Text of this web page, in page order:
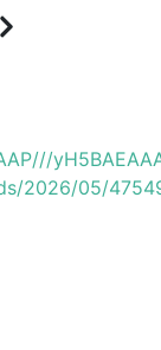
2026/05/